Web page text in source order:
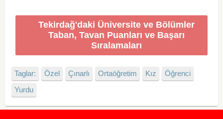
Tekirdağ'daki Üniversite ve Bölümler
Taban, Tavan Puanları ve Başarı
Sıralamaları
Taglar: Özel Çınarlı Ortaöğretim Kız
Öğrenci
Yurdu